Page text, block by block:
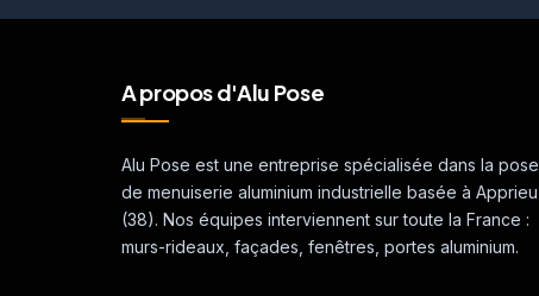
A propos d'Alu Pose
Alu Pose est une entreprise spécialisée dans la pose
de menuiserie aluminium industrielle basée à Apprieu
(38). Nos équipes interviennent sur toute la France :
murs-rideaux, façades, fenêtres, portes aluminium.